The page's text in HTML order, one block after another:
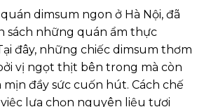
dimsum ngon ở Hà Nội, đã
sách những quán ẩm thực
đây, những chiếc dimsum thơm
vị ngọt thịt bên trong mà còn
mịn đầy sức cuốn hút. Cách chế
lựa chọn nguyên liệu tươi